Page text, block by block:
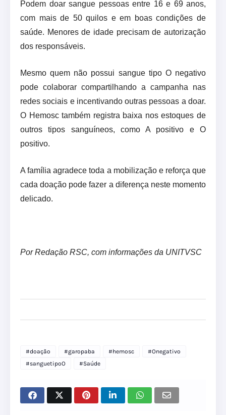
Podem doar sangue pessoas entre 16 e 69 anos,
com mais de 50 quilos e em boas condições de
saúde. Menores de idade precisam de autorização
dos responsáveis.
Mesmo quem não possui sangue tipo O negativo
pode colaborar compartilhando a campanha nas
redes sociais e incentivando outras pessoas a doar.
O Hemosc também registra baixa nos estoques de
outros tipos sanguíneos, como A positivo e O
positivo.
A família agradece toda a mobilização e reforça que
cada doação pode fazer a diferença neste momento
delicado.
Por Redação RSC, com informações da UNITVSC
#doação #garopaba #hemosc
#Onegativo
#sanguetipoO
#Saúde